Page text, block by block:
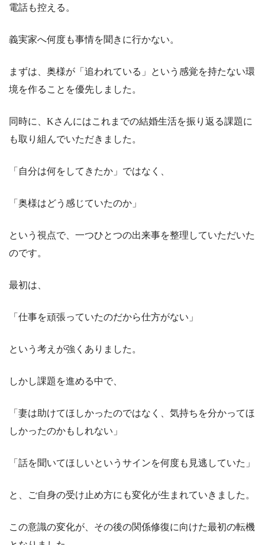
電話も控える。
義実家へ何度も事情を聞きに行かない。
まずは、奥様が「追われている」という感覚を持たない環
境を作ることを優先しました。
同時に、Kさんにはこれまでの結婚生活を振り返る課題に
も取り組んでいただきました。
「自分は何をしてきたか」ではなく、
「奥様はどう感じていたのか」
という視点で、一つひとつの出来事を整理していただいた
のです。
最初は、
「仕事を頑張っていたのだから仕方がない」
という考えが強くありました。
しかし課題を進める中で、
「妻は助けてほしかったのではなく、気持ちを分かってほ
しかったのかもしれない」
「話を聞いてほしいというサインを何度も見逃していた」
と、ご自身の受け止め方にも変化が生まれていきました。
この意識の変化が、その後の関係修復に向けた最初の転機